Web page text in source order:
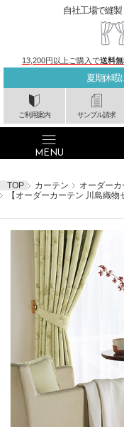
夏期休暇
ご利用案内 サンプル請求
自社工場で縫
13,200円以上ご購入で送料
TOP カーテン
オーダーカ
【オーダーカーテン 川島織